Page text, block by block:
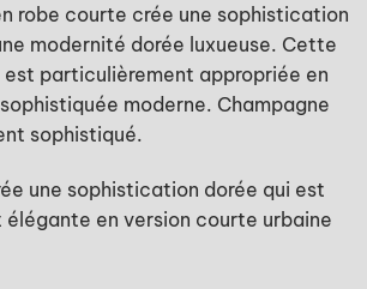
robe courte crée une sophistication
modernité dorée luxueuse. Cette
particulièrement appropriée en
moderne. Champagne
sophistiqué.
une sophistication dorée qui est
en version courte urbaine